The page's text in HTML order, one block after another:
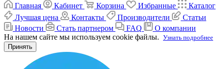
Главная
Кабинет Корзина Избранные
Каталог
Лучшая цена
Контакты Производители
Статьи
Новости
Стать партнером FAQ
О компании
На нашем сайте мы используем cookie файлы. Узнать подробнее
Принять